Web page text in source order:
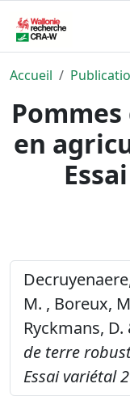
Accueil
en
M. , Boreux,
Ryckmans, D.
de terre
Essai variétal